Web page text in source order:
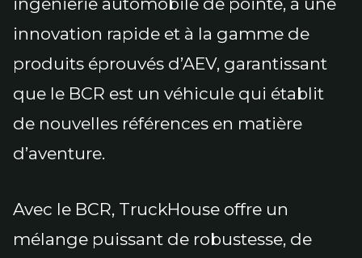
innovation rapide et à la gamme de
produits éprouvés d’AEV, garantissant
que le BCR est un véhicule qui établit
de nouvelles références en matière
d’aventure.
Avec le BCR, TruckHouse offre un
mélange puissant de robustesse, de